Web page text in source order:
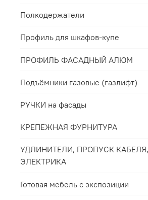
Полкодержатели
Профиль для шкафов-купе
ПРОФИЛЬ ФАСАДНЫЙ АЛЮМ
Подъёмники газовые (газлифт)
РУЧКИ на фасады
КРЕПЕЖНАЯ ФУРНИТУРА
УДЛИНИТЕЛИ, ПРОПУСК КАБЕЛЯ,
ЭЛЕКТРИКА
Готовая мебель с экспозиции